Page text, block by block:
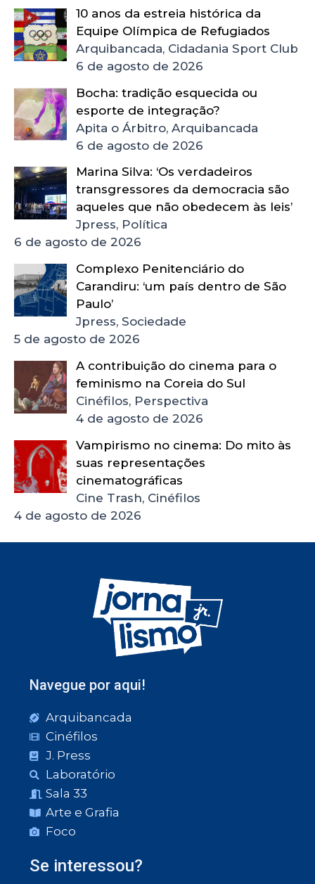
10 anos da estreia histórica da
Equipe Olímpica de Refugiados
Arquibancada, Cidadania Sport Club
6 de agosto de 2026
Bocha: tradição esquecida ou
esporte de integração?
Apita o Árbitro, Arquibancada
6 de agosto de 2026
Marina Silva: ‘Os verdadeiros
transgressores da democracia são
aqueles que não obedecem às leis’
Jpress, Política
6 de agosto de 2026
Complexo Penitenciário do
Carandiru: ‘um país dentro de São
Paulo’
Jpress, Sociedade
5 de agosto de 2026
A contribuição do cinema para o
feminismo na Coreia do Sul
Cinéfilos, Perspectiva
4 de agosto de 2026
Vampirismo no cinema: Do mito às
suas representações
cinematográficas
Cine Trash, Cinéfilos
4 de agosto de 2026
Navegue por aqui!
Arquibancada
Cinéfilos
J. Press
Laboratório
Sala 33
Arte e Grafia
Foco
Se interessou?